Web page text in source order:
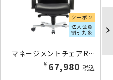
クーポン
法人会員
割引対象
マネージメントチェアRA ローバック ブラック/ビニールレザー張り AI-RA42053-VBK | 410031
¥ 67,980 税込
chevron_right